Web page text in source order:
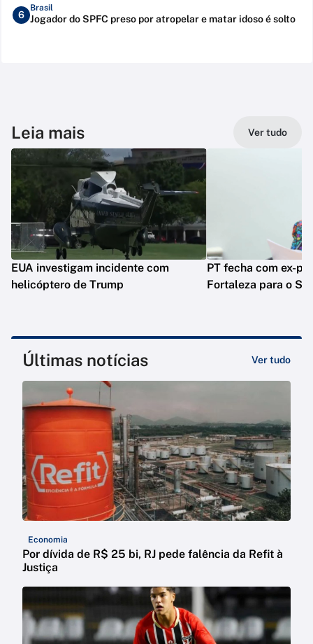
6
Brasil
Jogador do SPFC preso por atropelar e matar idoso é solto
Leia mais Ver tudo
EUA investigam incidente com
helicóptero de Trump
PT fecha com ex-
Fortaleza para o
Últimas notícias Ver tudo
Economia
Por dívida de R$ 25 bi, RJ pede falência da Refit à
Justiça